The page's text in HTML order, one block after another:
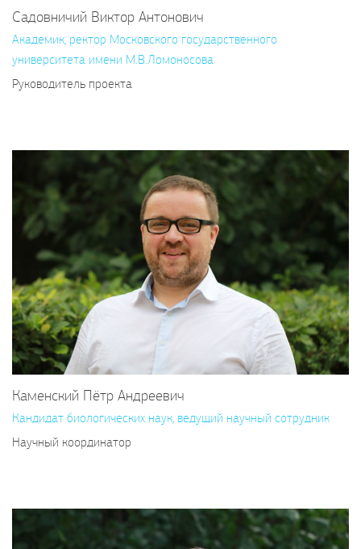
Садовничий Виктор Антонович
Академик, ректор Московского государственного
университета имени М.В.Ломоносова
Руководитель проекта
Каменский Пётр Андреевич
Кандидат биологических наук, ведущий научный сотрудник
Научный координатор